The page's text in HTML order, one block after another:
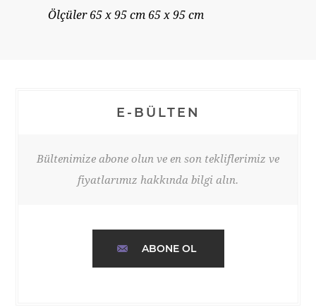
Ölçüler 65 x 95 cm 65 x 95 cm
E-BÜLTEN
Bültenimize abone olun ve en son tekliflerimiz ve
fiyatlarımız hakkında bilgi alın.
ABONE OL